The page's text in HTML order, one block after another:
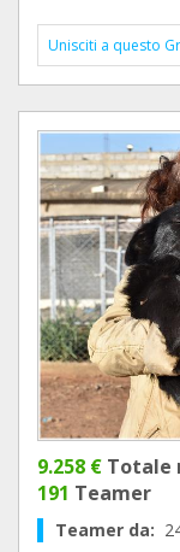
Unisciti a questo
9.258 € Totale
191 Teamer
Teamer da: